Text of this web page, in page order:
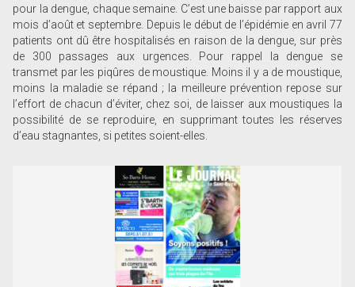
pour la dengue, chaque semaine. C’est une baisse par rapport aux
mois d’août et septembre. Depuis le début de l’épidémie en avril 77
patients ont dû être hospitalisés en raison de la dengue, sur près
de 300 passages aux urgences. Pour rappel la dengue se
transmet par les piqûres de moustique. Moins il y a de moustique,
moins la maladie se répand ; la meilleure prévention repose sur
l’effort de chacun d’éviter, chez soi, de laisser aux moustiques la
possibilité de se reproduire, en supprimant toutes les réserves
d’eau stagnantes, si petites soient-elles.